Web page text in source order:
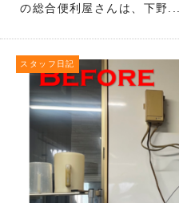
の総合便利屋さんは、下野...
スタッフ日記